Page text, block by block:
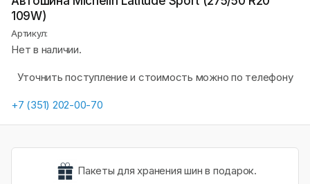
109W)
Артикул:
Нет в наличии.
Уточнить поступление и стоимость можно по телефону
+7 (351) 202-00-70
Пакеты для хранения шин в подарок.